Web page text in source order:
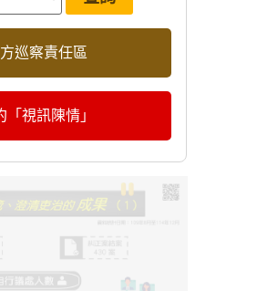
巡察責任區
「視訊陳情」